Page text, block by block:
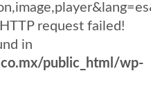
request failed!
in
public_html/wp-